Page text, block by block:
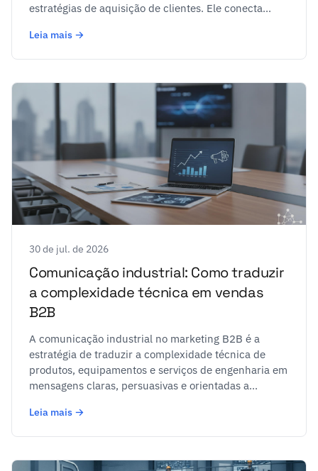
estratégias de aquisição de clientes. Ele conecta...
Leia mais →
30 de jul. de 2026
Comunicação industrial: Como traduzir
a complexidade técnica em vendas
B2B
A comunicação industrial no marketing B2B é a
estratégia de traduzir a complexidade técnica de
produtos, equipamentos e serviços de engenharia em
mensagens claras, persuasivas e orientadas a...
Leia mais →